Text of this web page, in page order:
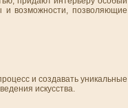
и возможности, позволяющие
и создавать уникальные
искусства.